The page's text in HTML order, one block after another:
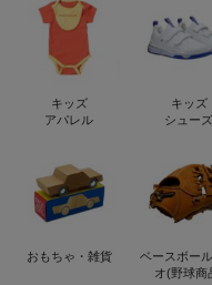
キッズ
アパレル
キッズ
シューズ
おもちゃ・雑貨
ベースボー
オ(野球商